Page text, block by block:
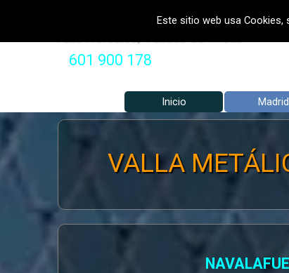
Este sitio web usa Cookies,
VALLADOS METALICOS
601 900 178
Inicio Madrid
VALLA